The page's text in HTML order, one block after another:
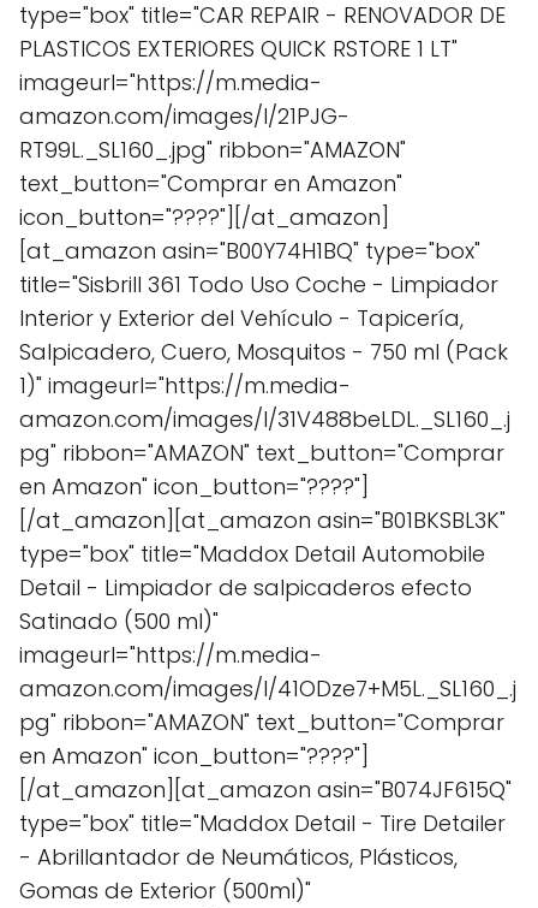
type="box" title="CAR REPAIR - RENOVADOR DE
PLASTICOS EXTERIORES QUICK RSTORE 1 LT"
imageurl="https://m.media-
amazon.com/images/I/21PJG-
RT99L._SL160_.jpg" ribbon="AMAZON"
text_button="Comprar en Amazon"
icon_button="????"][/at_amazon]
[at_amazon asin="B00Y74H1BQ" type="box"
title="Sisbrill 361 Todo Uso Coche - Limpiador
Interior y Exterior del Vehículo - Tapicería,
Salpicadero, Cuero, Mosquitos - 750 ml (Pack
1)" imageurl="https://m.media-
amazon.com/images/I/31V488beLDL._SL160_.j
pg" ribbon="AMAZON" text_button="Comprar
en Amazon" icon_button="????"]
[/at_amazon][at_amazon asin="B01BKSBL3K"
type="box" title="Maddox Detail Automobile
Detail - Limpiador de salpicaderos efecto
Satinado (500 ml)"
imageurl="https://m.media-
amazon.com/images/I/41ODze7+M5L._SL160_.j
pg" ribbon="AMAZON" text_button="Comprar
en Amazon" icon_button="????"]
[/at_amazon][at_amazon asin="B074JF615Q"
type="box" title="Maddox Detail - Tire Detailer
- Abrillantador de Neumáticos, Plásticos,
Gomas de Exterior (500ml)"